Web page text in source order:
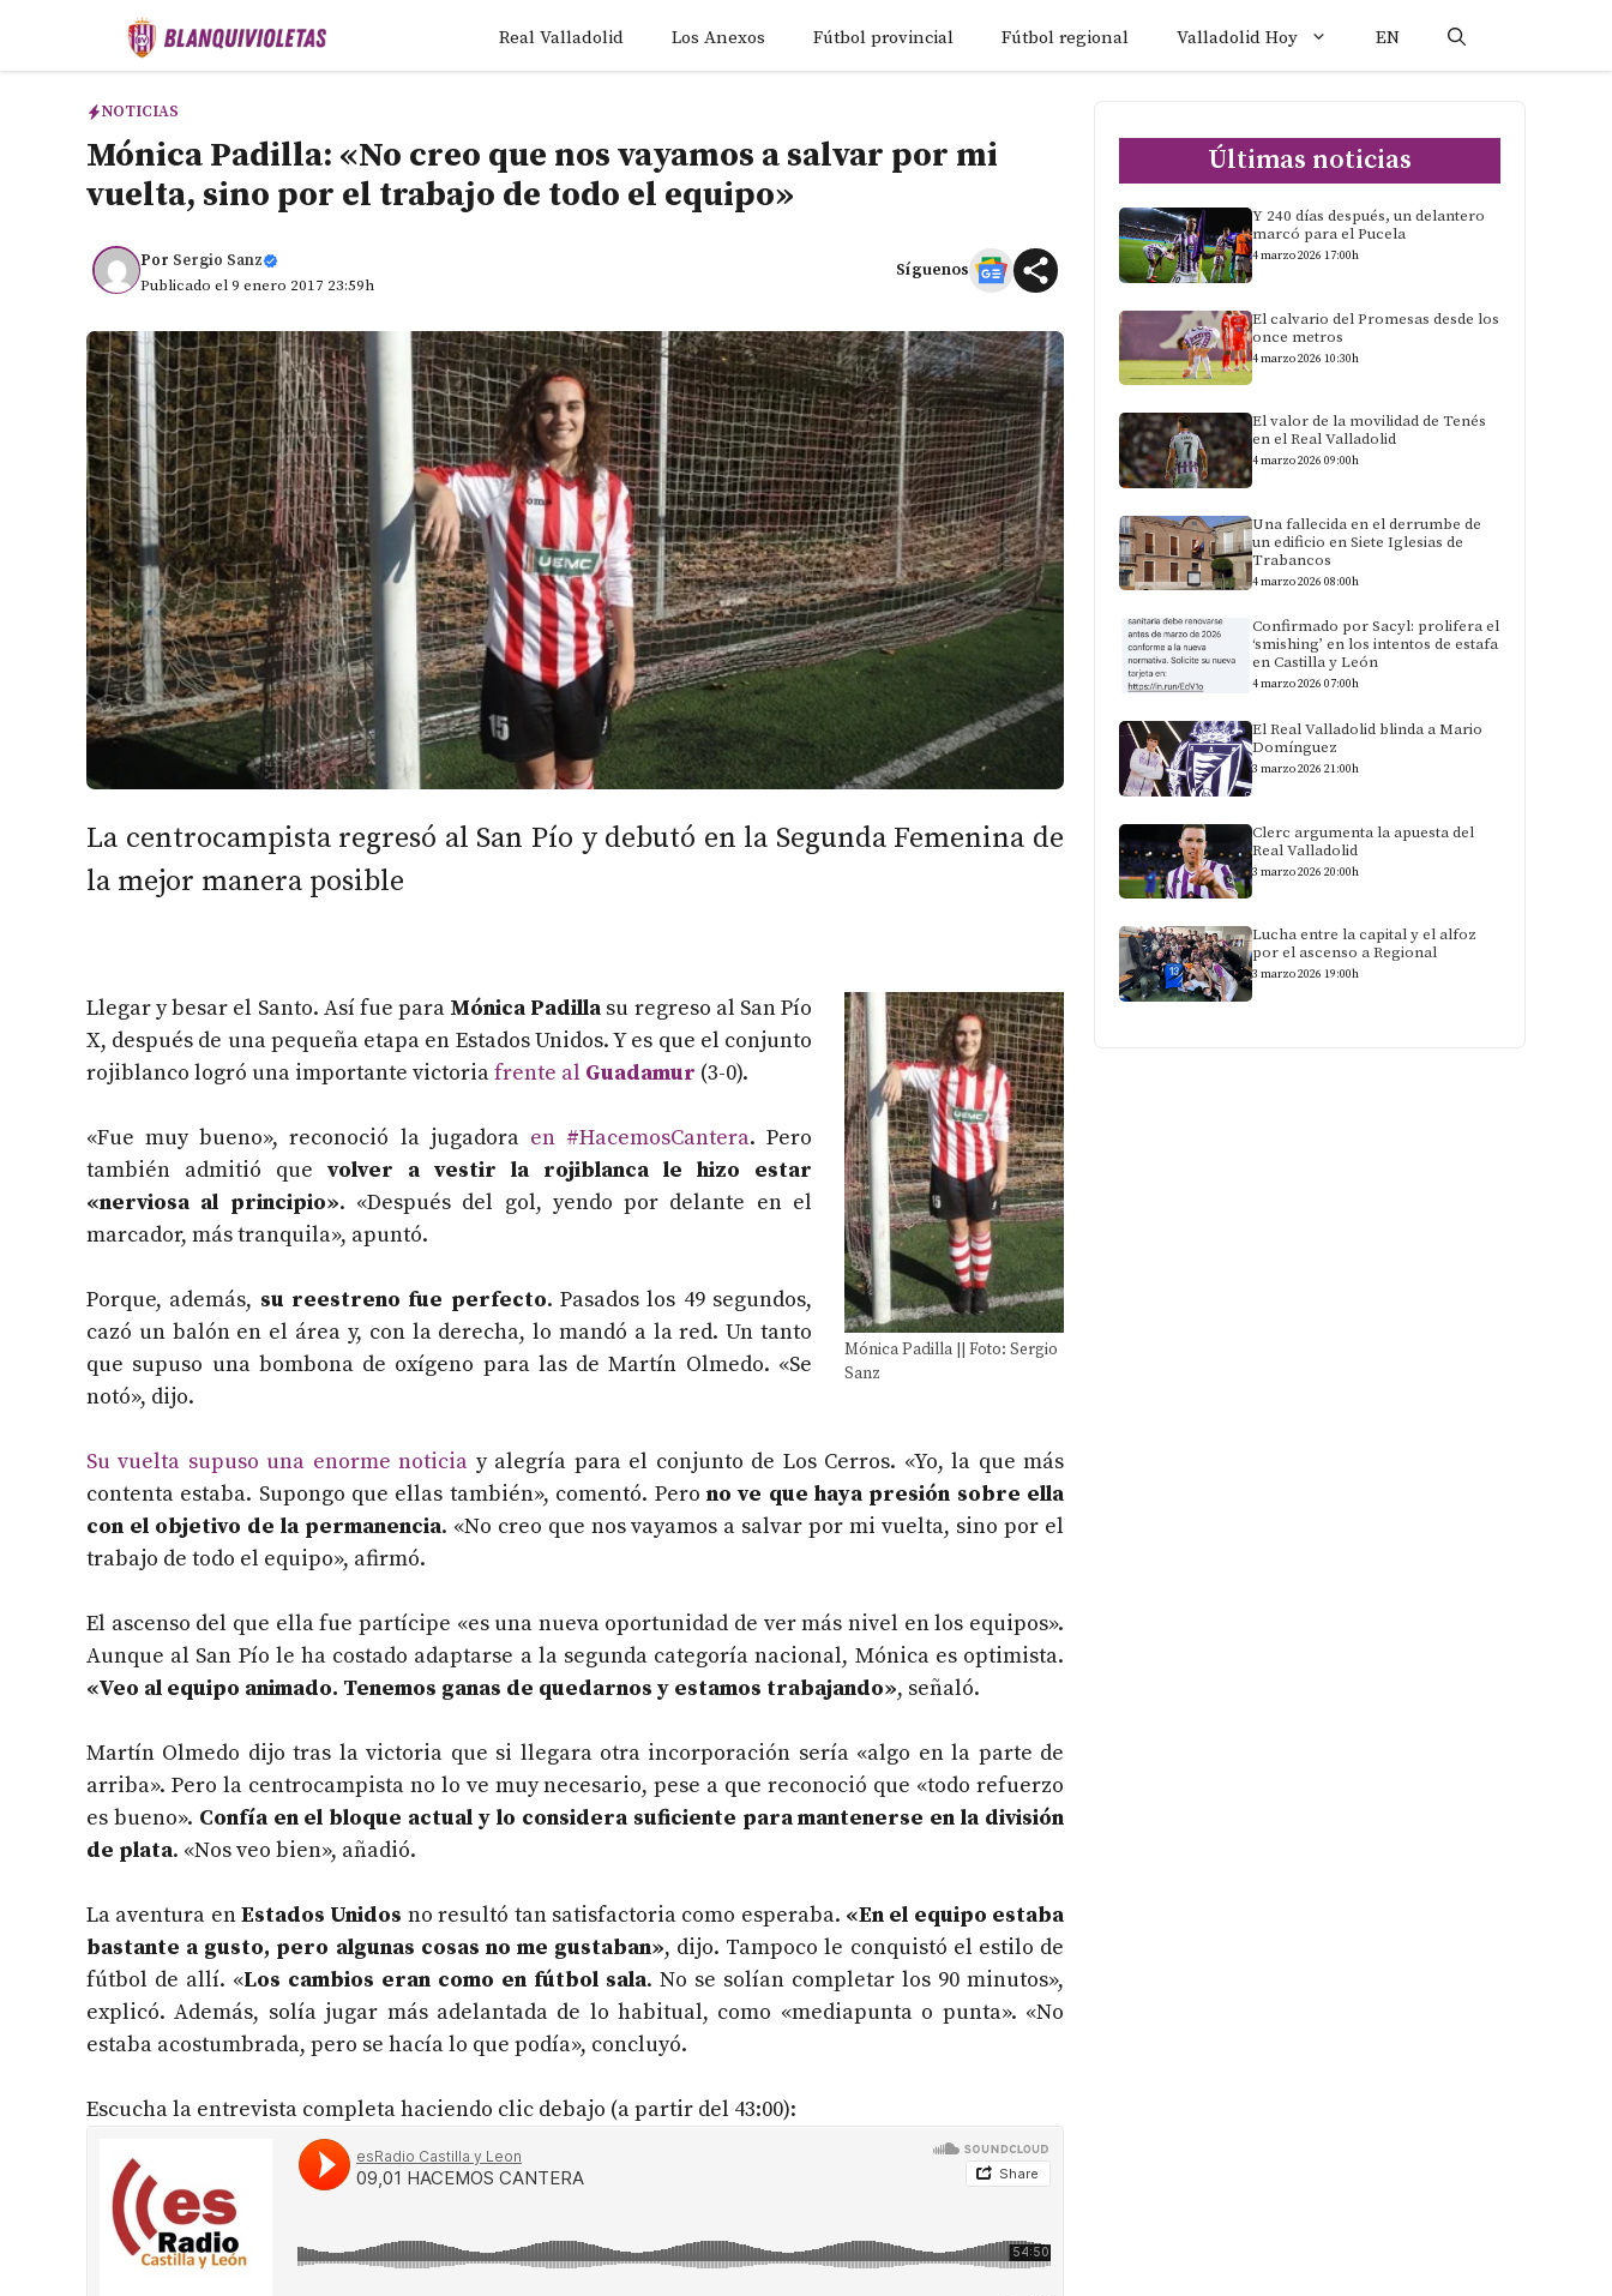
Real Valladolid Los Anexos Fútbol provincial Fútbol regional Valladolid Hoy EN
NOTICIAS
Mónica Padilla: «No creo que nos vayamos a salvar por mi
vuelta, sino por el trabajo de todo el equipo»
Por Sergio Sanz
Publicado el 9 enero 2017 23:59h
Síguenos
La centrocampista regresó al San Pío y debutó en la Segunda Femenina de
la mejor manera posible
Mónica Padilla || Foto: Sergio
Sanz
Llegar y besar el Santo. Así fue para Mónica Padilla su regreso al San Pío
X, después de una pequeña etapa en Estados Unidos. Y es que el conjunto
rojiblanco logró una importante victoriafrente al Guadamur (3-0).
«Fue muy bueno», reconoció la jugadora en #HacemosCantera. Pero
también admitió que volver a vestir la rojiblanca le hizo estar
«nerviosa al principio». «Después del gol, yendo por delante en el
marcador, más tranquila», apuntó.
Porque, además, su reestreno fue perfecto. Pasados los 49 segundos,
cazó un balón en el área y, con la derecha, lo mandó a la red. Un tanto
que supuso una bombona de oxígeno para las de Martín Olmedo. «Se
notó», dijo.
Su vuelta supuso una enorme noticia y alegría para el conjunto de Los Cerros. «Yo, la que más
contenta estaba. Supongo que ellas también», comentó. Pero no ve que haya presión sobre ella
con el objetivo de la permanencia. «No creo que nos vayamos a salvar por mi vuelta, sino por el
trabajo de todo el equipo», afirmó.
El ascenso del que ella fue partícipe «es una nueva oportunidad de ver más nivel en los equipos».
Aunque al San Pío le ha costado adaptarse a la segunda categoría nacional, Mónica es optimista.
«Veo al equipo animado. Tenemos ganas de quedarnos y estamos trabajando», señaló.
Martín Olmedo dijo tras la victoria que si llegara otra incorporación sería «algo en la parte de
arriba». Pero la centrocampista no lo ve muy necesario, pese a que reconoció que «todo refuerzo
es bueno». Confía en el bloque actual y lo considera suficiente para mantenerse en la división
de plata. «Nos veo bien», añadió.
La aventura enEstados Unidos no resultó tan satisfactoria como esperaba. «En el equipo estaba
bastante a gusto, pero algunas cosas no me gustaban», dijo. Tampoco le conquistó el estilo de
fútbol de allí. «Los cambios eran como en fútbol sala. No se solían completar los 90 minutos»,
explicó. Además, solía jugar más adelantada de lo habitual, como «mediapunta o punta». «No
estaba acostumbrada, pero se hacía lo que podía», concluyó.
Escucha la entrevista completa haciendo clic debajo (a partir del 43:00):
Últimas noticias
Y 240 días después, un delantero
marcó para el Pucela
4 marzo 2026 17:00h
El calvario del Promesas desde los
once metros
4 marzo 2026 10:30h
El valor de la movilidad de Tenés
en el Real Valladolid
4 marzo 2026 09:00h
Una fallecida en el derrumbe de
un edificio en Siete Iglesias de
Trabancos
4 marzo 2026 08:00h
Confirmado por Sacyl: prolifera el
‘smishing’ en los intentos de estafa
en Castilla y León
4 marzo 2026 07:00h
El Real Valladolid blinda a Mario
Domínguez
3 marzo 2026 21:00h
Clerc argumenta la apuesta del
Real Valladolid
3 marzo 2026 20:00h
Lucha entre la capital y el alfoz
por el ascenso a Regional
3 marzo 2026 19:00h